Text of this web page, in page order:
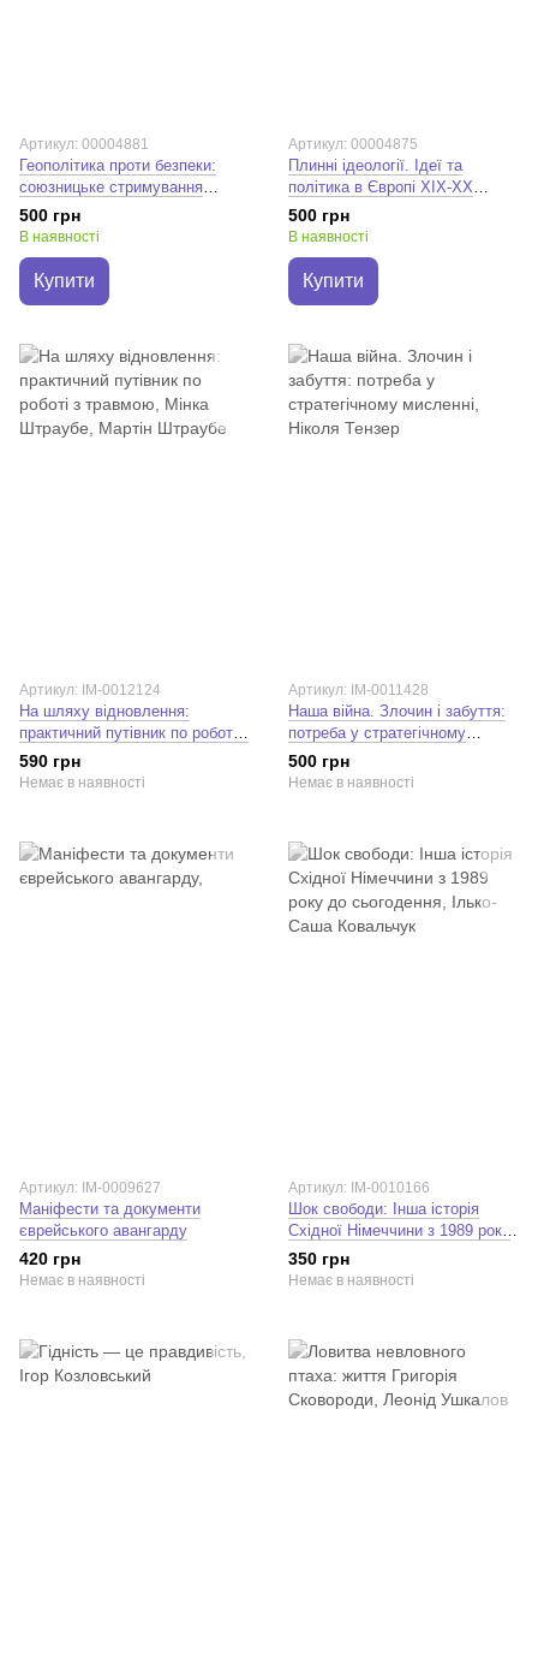
Артикул: 00004881
Геополітика проти безпеки:
союзницьке стримування
агресії в Європі ХХ – початку
ХХІ ст. Юрій Клименко;
500 грн
В наявності
Купити
Артикул: 00004875
Плинні ідеології. Ідеї та
політика в Європі XIX-XX
століть. Володимир Єрмоленко
500 грн
В наявності
Купити
Артикул: IM-0012124
На шляху відновлення:
практичний путівник по роботі з
травмою для терапевтів,
постраждалих та їхніх
590 грн
Немає в наявності
Артикул: IM-0011428
Наша війна. Злочин і забуття:
потреба у стратегічному
мисленні. Ніколя Тензер
500 грн
Немає в наявності
Артикул: IM-0009627
Маніфести та документи
єврейського авангарду
420 грн
Немає в наявності
Артикул: IM-0010166
Шок свободи: Інша історія
Східної Німеччини з 1989 року
до сьогодення. Ілько-Саша
Ковальчук
350 грн
Немає в наявності